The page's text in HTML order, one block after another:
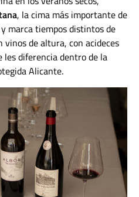
, la cima más importante de
marca tiempos distintos de
vinos de altura, con acideces
les diferencia dentro de la
Alicante.